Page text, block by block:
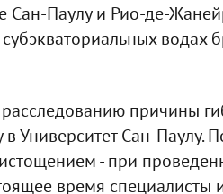
Сан-Паулу и Рио-де-
водах
причины
Университет Сан-Паулу.
- при
время специалисты